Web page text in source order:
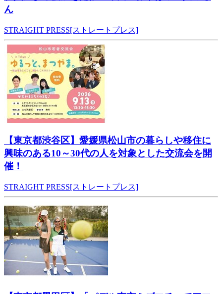
ん
STRAIGHT PRESS[ストレートプレス]
【東京都渋谷区】愛媛県松山市の暮らしや移住に
興味のある10～30代の人を対象とした交流会を開
催！
STRAIGHT PRESS[ストレートプレス]